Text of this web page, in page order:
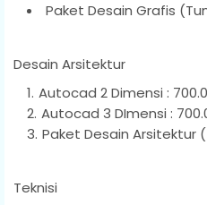
Paket Desain Grafis
Desain Arsitektur
Autocad 2 Dimensi :
Autocad 3 DImensi :
Paket Desain Arsitektur
Teknisi